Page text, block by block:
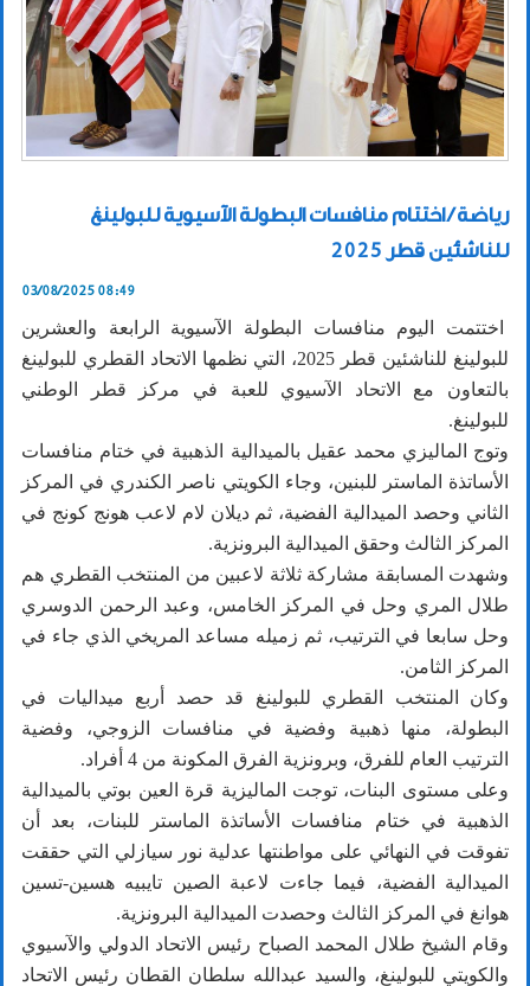
رياضة / اختتام منافسات البطولة الآسيوية للبولينغ
للناشئين قطر 2025
03/08/2025 08:49
اختتمت اليوم منافسات البطولة الآسيوية الرابعة والعشرين
للبولينغ للناشئين قطر 2025، التي نظمها الاتحاد القطري للبولينغ
بالتعاون مع الاتحاد الآسيوي للعبة في مركز قطر الوطني
للبولينغ.
وتوج الماليزي محمد عقيل بالميدالية الذهبية في ختام منافسات
الأساتذة الماستر للبنين، وجاء الكويتي ناصر الكندري في المركز
الثاني وحصد الميدالية الفضية، ثم ديلان لام لاعب هونج كونج في
المركز الثالث وحقق الميدالية البرونزية.
وشهدت المسابقة مشاركة ثلاثة لاعبين من المنتخب القطري هم
طلال المري وحل في المركز الخامس، وعبد الرحمن الدوسري
وحل سابعا في الترتيب، ثم زميله مساعد المريخي الذي جاء في
المركز الثامن.
وكان المنتخب القطري للبولينغ قد حصد أربع ميداليات في
البطولة، منها ذهبية وفضية في منافسات الزوجي، وفضية
الترتيب العام للفرق، وبرونزية الفرق المكونة من 4 أفراد.
وعلى مستوى البنات، توجت الماليزية قرة العين بوتي بالميدالية
الذهبية في ختام منافسات الأساتذة الماستر للبنات، بعد أن
تفوقت في النهائي على مواطنتها عدلية نور سيازلي التي حققت
الميدالية الفضية، فيما جاءت لاعبة الصين تايبيه هسين-تسين
هوانغ في المركز الثالث وحصدت الميدالية البرونزية.
وقام الشيخ طلال المحمد الصباح رئيس الاتحاد الدولي والآسيوي
والكويتي للبولينغ، والسيد عبدالله سلطان القطان رئيس الاتحاد